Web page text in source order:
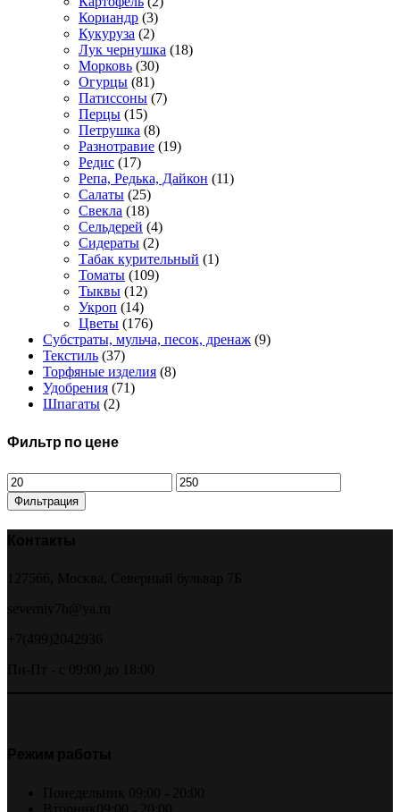
Кориандр (3)
Кукуруза (2)
Лук чернушка (18)
Морковь (30)
Огурцы (81)
Патиссоны (7)
Перцы (15)
Петрушка (8)
Разнотравие (19)
Редис (17)
Репа, Редька, Дайкон (11)
Салаты (25)
Свекла (18)
Сельдерей (4)
Сидераты (2)
Табак курительный (1)
Томаты (109)
Тыквы (12)
Укроп (14)
Цветы (176)
Субстраты, мульча, песок, дренаж (9)
Текстиль (37)
Торфяные изделия (8)
Удобрения (71)
Шпагаты (2)
Фильтр по цене
Минимальная
цена
Максимальная
цена
Фильтрация